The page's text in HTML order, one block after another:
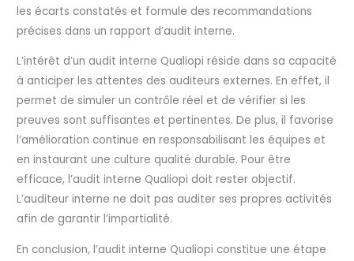
les écarts constatés et formule des recommandations
précises dans un rapport d’audit interne.
L’intérêt d’un audit interne Qualiopi réside dans sa capacité
à anticiper les attentes des auditeurs externes. En effet, il
permet de simuler un contrôle réel et de vérifier si les
preuves sont suffisantes et pertinentes. De plus, il favorise
l’amélioration continue en responsabilisant les équipes et
en instaurant une culture qualité durable. Pour être
efficace, l’audit interne Qualiopi doit rester objectif.
L’auditeur interne ne doit pas auditer ses propres activités
afin de garantir l’impartialité.
En conclusion, l’audit interne Qualiopi constitue une étape